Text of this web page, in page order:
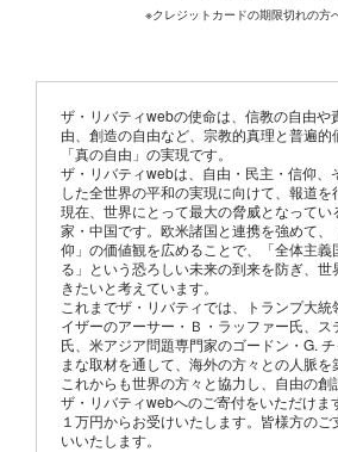
※クレジットカードの期限切れの
ザ・リバティwebの使命は、信教の自由や
由、創造の自由など、宗教的真理と普遍的
「真の自由」の実現です。
ザ・リバティwebは、自由・民主・信仰、
した全世界の平和の実現に向けて、報道を
現在、世界にとって最大の脅威となってい
家・中国です。欧米諸国と連携を強めて、
仰」の価値観を広めることで、「全体主
る」という恐ろしい未来の到来を防ぎ、
きたいと考えています。
これまでザ・リバティでは、トランプ大
イザーのアーサー・Ｂ・ラッファー氏、ス
氏、米アジア問題専門家のゴードン・G.
まな取材を通して、海外の方々との人脈を
これからも世界の方々と協力し、自由の創
ザ・リバティwebへのご寄付をいただけま
１万円からお受けいたします。皆様方の
いいたします。